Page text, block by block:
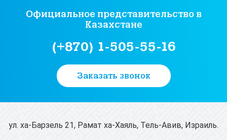
Официальное представительство в
Казахстане
(+870) 1-505-55-16
Заказать звонок
ул. ха-Барзель 21, Рамат ха-Хаяль, Тель-Авив, Израиль.